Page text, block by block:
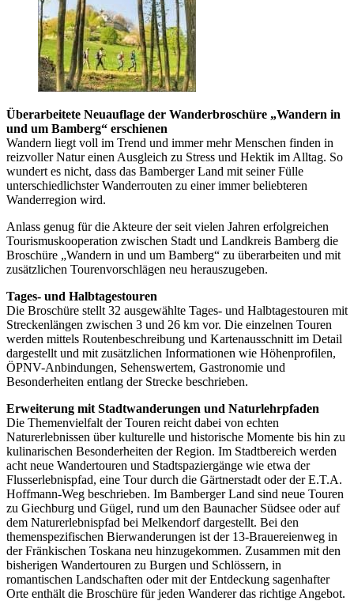
Überarbeitete Neuauflage der Wanderbroschüre „Wandern in
und um Bamberg“ erschienen
Wandern liegt voll im Trend und immer mehr Menschen finden in
reizvoller Natur einen Ausgleich zu Stress und Hektik im Alltag. So
wundert es nicht, dass das Bamberger Land mit seiner Fülle
unterschiedlichster Wanderrouten zu einer immer beliebteren
Wanderregion wird.
Anlass genug für die Akteure der seit vielen Jahren erfolgreichen
Tourismuskooperation zwischen Stadt und Landkreis Bamberg die
Broschüre „Wandern in und um Bamberg“ zu überarbeiten und mit
zusätzlichen Tourenvorschlägen neu herauszugeben.
Tages- und Halbtagestouren
Die Broschüre stellt 32 ausgewählte Tages- und Halbtagestouren mit
Streckenlängen zwischen 3 und 26 km vor. Die einzelnen Touren
werden mittels Routenbeschreibung und Kartenausschnitt im Detail
dargestellt und mit zusätzlichen Informationen wie Höhenprofilen,
ÖPNV-Anbindungen, Sehenswertem, Gastronomie und
Besonderheiten entlang der Strecke beschrieben.
Erweiterung mit Stadtwanderungen und Naturlehrpfaden
Die Themenvielfalt der Touren reicht dabei von echten
Naturerlebnissen über kulturelle und historische Momente bis hin zu
kulinarischen Besonderheiten der Region. Im Stadtbereich werden
acht neue Wandertouren und Stadtspaziergänge wie etwa der
Flusserlebnispfad, eine Tour durch die Gärtnerstadt oder der E.T.A.
Hoffmann-Weg beschrieben. Im Bamberger Land sind neue Touren
zu Giechburg und Gügel, rund um den Baunacher Südsee oder auf
dem Naturerlebnispfad bei Melkendorf dargestellt. Bei den
themenspezifischen Bierwanderungen ist der 13-Brauereienweg in
der Fränkischen Toskana neu hinzugekommen. Zusammen mit den
bisherigen Wandertouren zu Burgen und Schlössern, in
romantischen Landschaften oder mit der Entdeckung sagenhafter
Orte enthält die Broschüre für jeden Wanderer das richtige Angebot.